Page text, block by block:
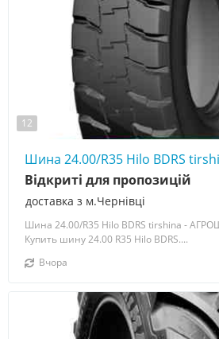
12
Шина 24.00/R35 Hilo BDRS
доставка з м.Чернівці
Відкриті для пропозицій
Шина 24.00/R35 Hilo BDRS tirshina -
Купить шину 24.00 R35 Hilo BDRS....
Вчора